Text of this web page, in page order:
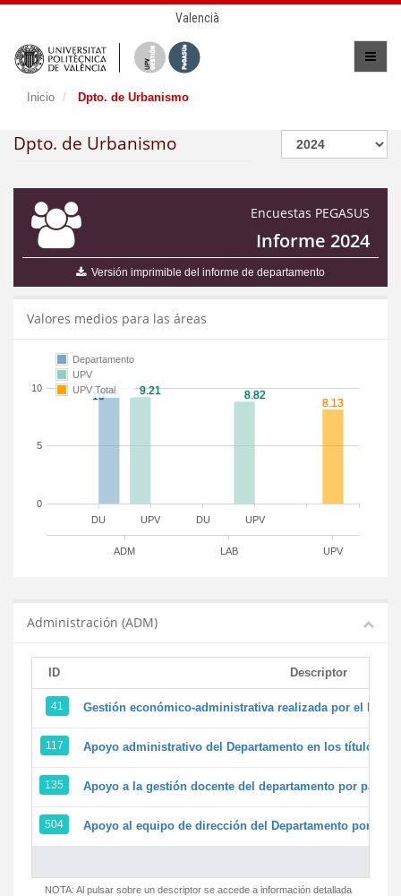
Valencià
Inicio Dpto. de Urbanismo
Dpto. de Urbanismo
Encuestas PEGASUS
Informe 2024
Versión imprimible del informe de departamento
Valores medios para las áreas
DU DU
UPV UPV
ADM LAB UPV
0
5
10
Departamento
UPV
UPV Total
Administración (ADM)
ID Descriptor
41 Gestión económico-administrativa realizada por el
117 Apoyo administrativo del Departamento en los títulos de
135 Apoyo a la gestión docente del departamento por parte
504 Apoyo al equipo de dirección del Departamento por
NOTA: Al pulsar sobre un descriptor se accede a información detallada